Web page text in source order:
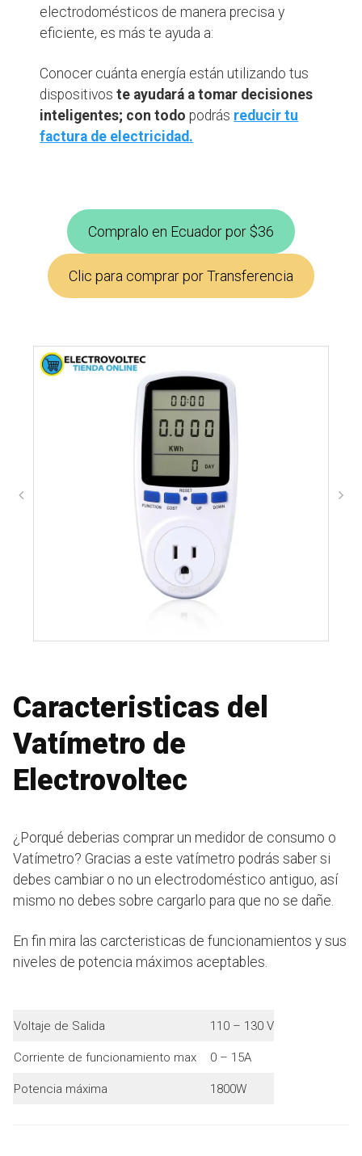
electrodomésticos de manera precisa y
eficiente, es más te ayuda a:
Conocer cuánta energía están utilizando tus
dispositivos te ayudará a tomar decisiones
inteligentes; con todopodrás reducir tu
factura de electricidad.
Compralo en Ecuador por $36
Clic para comprar por Transferencia
Caracteristicas del
Vatímetro de
Electrovoltec
¿Porqué deberias comprar un medidor de consumo o
Vatímetro? Gracias a este vatímetro podrás saber si
debes cambiar o no un electrodoméstico antiguo, así
mismo no debes sobre cargarlo para que no se dañe.
En fin mira las carcteristicas de funcionamientos y sus
niveles de potencia máximos aceptables.
Voltaje de Salida 110 – 130 V
Corriente de funcionamiento max 0 – 15A
Potencia máxima 1800W